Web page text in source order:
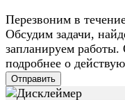
Перезвоним в
Обсудим задачи,
запланируем
подробнее о
Отправить